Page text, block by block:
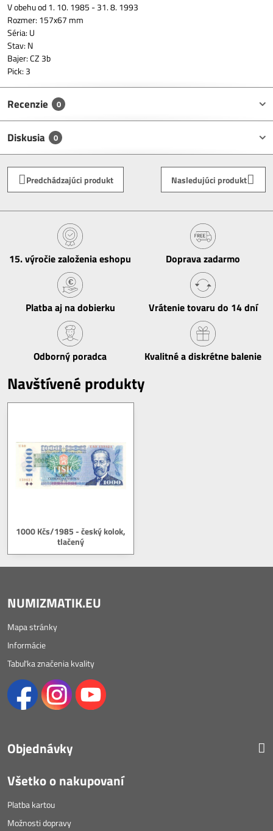
V obehu od 1. 10. 1985 - 31. 8. 1993
Rozmer: 157x67 mm
Séria: U
Stav: N
Bajer: CZ 3b
Pick: 3
Recenzie 0
Diskusia 0
Predchádzajúci produkt Nasledujúci produkt
15​. výročie založenia eshopu Doprava zadarmo
Platba aj na dobierku Vrátenie tovaru do 14 dní
Odborný poradca Kvalitné a diskrétne balenie
Navštívené produkty
1000 Kčs/1985 - český kolok,
tlačený
NUMIZMATIK.EU
Mapa stránky
Informácie
Tabuľka značenia kvality
Objednávky
Všetko o nakupovaní
Platba kartou
Možnosti dopravy